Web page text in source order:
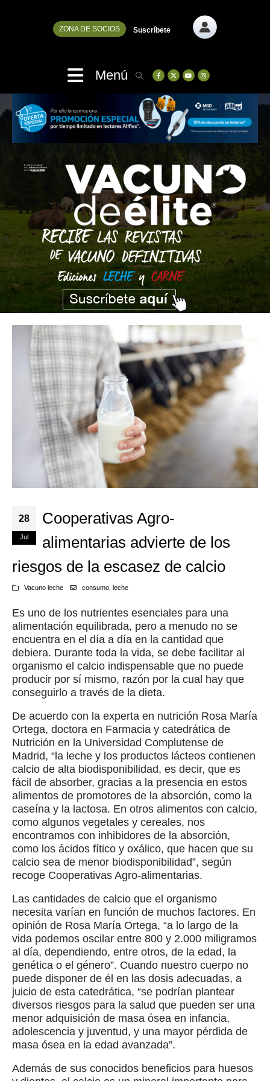
ZONA DE SOCIOS Suscríbete
Menú
28
Jul
Cooperativas Agro-
alimentarias advierte de los
riesgos de la escasez de calcio
Vacuno leche consumo, leche
Es uno de los nutrientes esenciales para una
alimentación equilibrada, pero a menudo no se
encuentra en el día a día en la cantidad que
debiera. Durante toda la vida, se debe facilitar al
organismo el calcio indispensable que no puede
producir por sí mismo, razón por la cual hay que
conseguirlo a través de la dieta.
De acuerdo con la experta en nutrición Rosa María
Ortega, doctora en Farmacia y catedrática de
Nutrición en la Universidad Complutense de
Madrid, “la leche y los productos lácteos contienen
calcio de alta biodisponibilidad, es decir, que es
fácil de absorber, gracias a la presencia en estos
alimentos de promotores de la absorción, como la
caseína y la lactosa. En otros alimentos con calcio,
como algunos vegetales y cereales, nos
encontramos con inhibidores de la absorción,
como los ácidos fítico y oxálico, que hacen que su
calcio sea de menor biodisponibilidad”, según
recoge Cooperativas Agro-alimentarias.
Las cantidades de calcio que el organismo
necesita varían en función de muchos factores. En
opinión de Rosa María Ortega, “a lo largo de la
vida podemos oscilar entre 800 y 2.000 miligramos
al día, dependiendo, entre otros, de la edad, la
genética o el género”. Cuando nuestro cuerpo no
puede disponer de él en las dosis adecuadas, a
juicio de esta catedrática, “se podrían plantear
diversos riesgos para la salud que pueden ser una
menor adquisición de masa ósea en infancia,
adolescencia y juventud, y una mayor pérdida de
masa ósea en la edad avanzada”.
Además de sus conocidos beneficios para huesos